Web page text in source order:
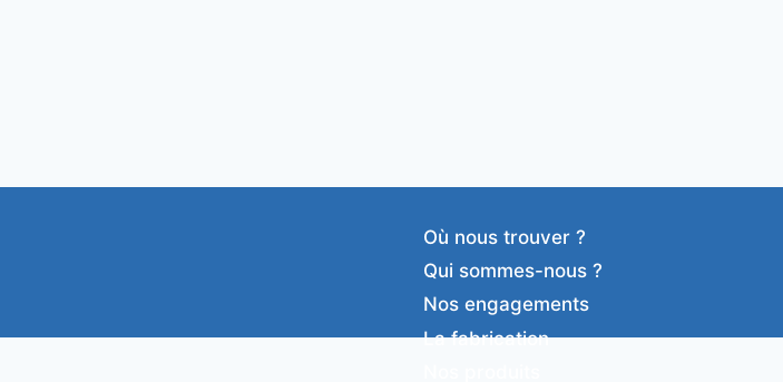
Où nous trouver ?
Qui sommes-nous ?
Nos engagements
La fabrication